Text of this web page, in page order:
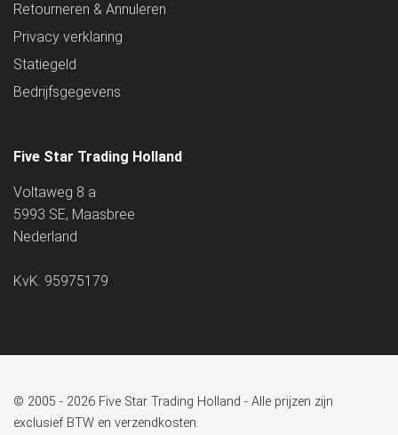
Retourneren & Annuleren
Privacy verklaring
Statiegeld
Bedrijfsgegevens
Five Star Trading Holland
Voltaweg 8 a
5993 SE, Maasbree
Nederland
KvK: 95975179
© 2005 - 2026 Five Star Trading Holland - Alle prijzen zijn
exclusief BTW en verzendkosten.